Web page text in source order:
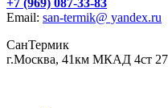
+7 (969) 087-33-83
Email: san-termik@ yandex.ru
СанТермик
г.Москва, 41км МКАД 4ст